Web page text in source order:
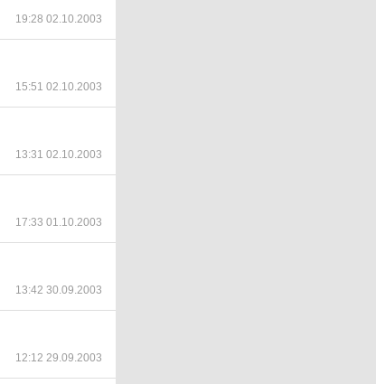
19:28 02.10.2003
15:51 02.10.2003
13:31 02.10.2003
17:33 01.10.2003
13:42 30.09.2003
12:12 29.09.2003